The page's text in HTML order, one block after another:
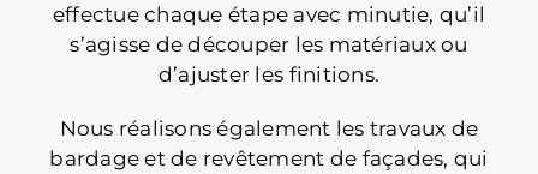
effectue chaque étape avec minutie, qu’il
s’agisse de découper les matériaux ou
d’ajuster les finitions.
Nous réalisons également les travaux de
bardage et de revêtement de façades, qui